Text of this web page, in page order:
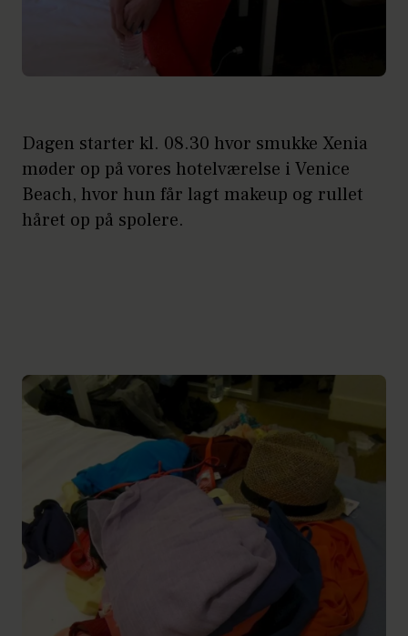
Dagen starter kl. 08.30 hvor smukke Xenia
møder op på vores hotelværelse i Venice
Beach, hvor hun får lagt makeup og rullet
håret op på spolere.